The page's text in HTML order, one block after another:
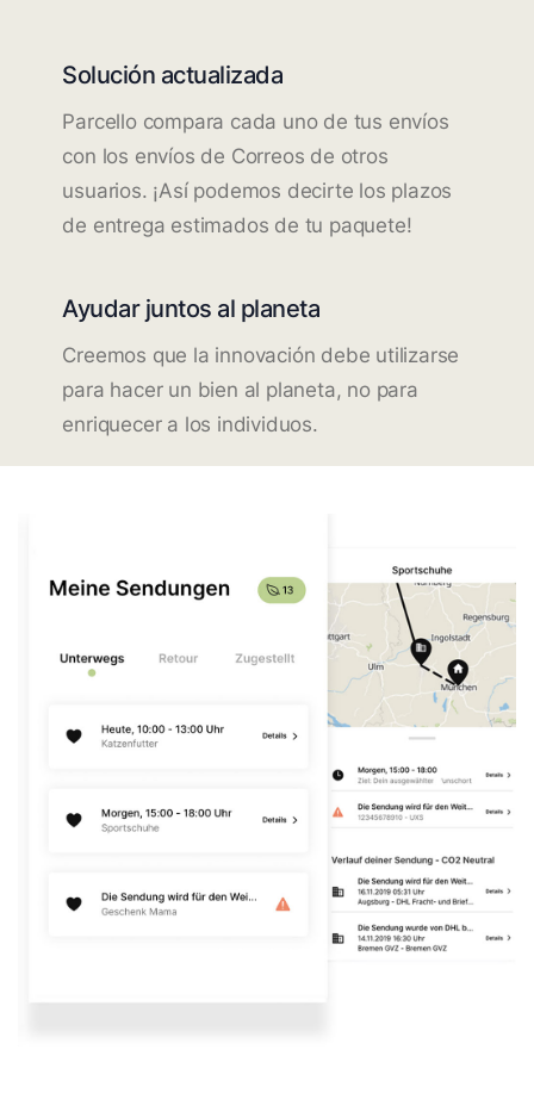
Solución actualizada
Parcello compara cada uno de tus envíos
con los envíos de Correos de otros
usuarios. ¡Así podemos decirte los plazos
de entrega estimados de tu paquete!
Ayudar juntos al planeta
Creemos que la innovación debe utilizarse
para hacer un bien al planeta, no para
enriquecer a los individuos.